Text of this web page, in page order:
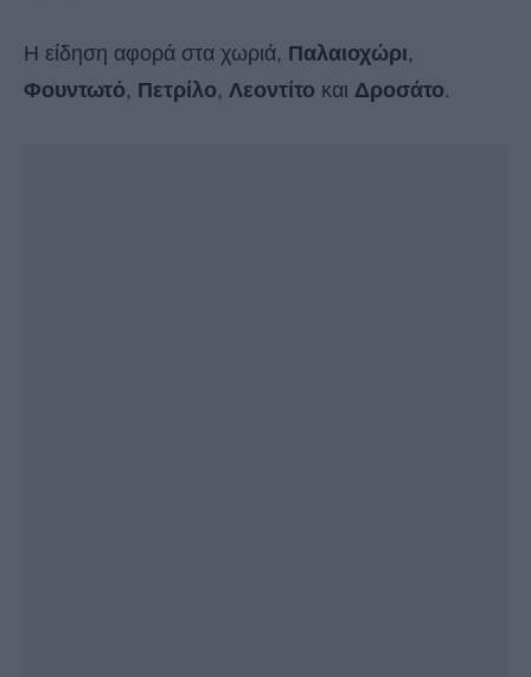
Η είδηση αφορά στα χωριά, Παλαιοχώρι,
Φουντωτό, Πετρίλο, Λεοντίτο και Δροσάτο.